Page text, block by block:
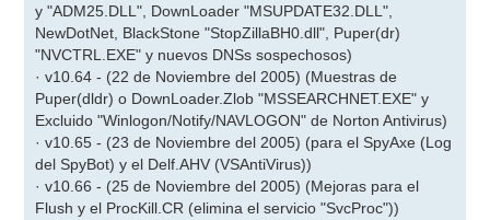
y "ADM25.DLL", DownLoader "MSUPDATE32.DLL",
NewDotNet, BlackStone "StopZillaBH0.dll", Puper(dr)
"NVCTRL.EXE" y nuevos DNSs sospechosos)
· v10.64 - (22 de Noviembre del 2005) (Muestras de
Puper(dldr) o DownLoader.Zlob "MSSEARCHNET.EXE" y
Excluido "Winlogon/Notify/NAVLOGON" de Norton Antivirus)
· v10.65 - (23 de Noviembre del 2005) (para el SpyAxe (Log
del SpyBot) y el Delf.AHV (VSAntiVirus))
· v10.66 - (25 de Noviembre del 2005) (Mejoras para el
Flush y el ProcKill.CR (elimina el servicio "SvcProc"))